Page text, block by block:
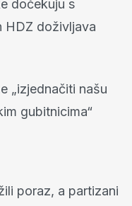
dočekuju s
HDZ doživljava
„izjednačiti našu
gubitnicima“
poraz, a partizani